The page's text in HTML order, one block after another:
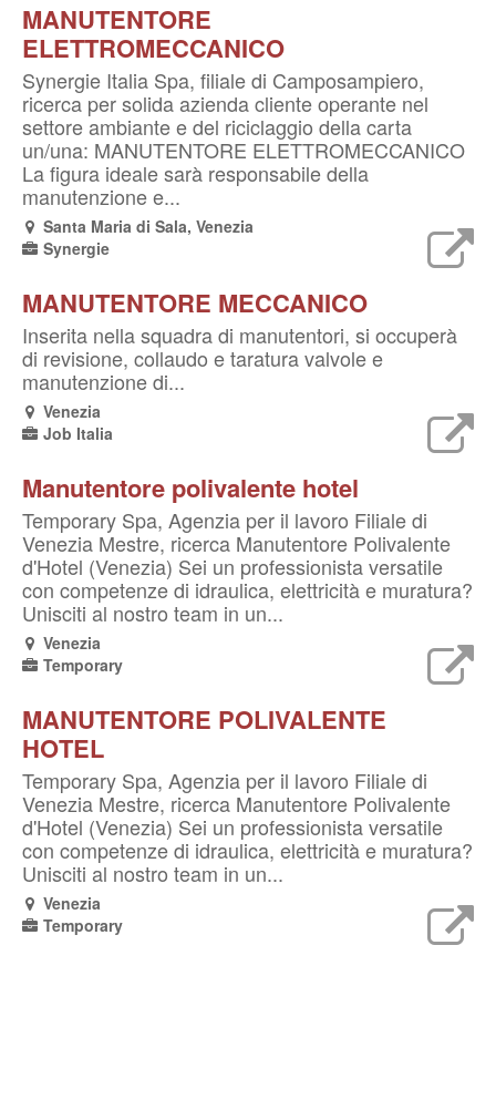
MANUTENTORE
ELETTROMECCANICO
Synergie Italia Spa, filiale di Camposampiero,
ricerca per solida azienda cliente operante nel
settore ambiante e del riciclaggio della carta
un/una: MANUTENTORE ELETTROMECCANICO
La figura ideale sarà responsabile della
manutenzione e...
Santa Maria di Sala, Venezia
Synergie
MANUTENTORE MECCANICO
Inserita nella squadra di manutentori, si occuperà
di revisione, collaudo e taratura valvole e
manutenzione di...
Venezia
Job Italia
Manutentore polivalente hotel
Temporary Spa, Agenzia per il lavoro Filiale di
Venezia Mestre, ricerca Manutentore Polivalente
d'Hotel (Venezia) Sei un professionista versatile
con competenze di idraulica, elettricità e muratura?
Unisciti al nostro team in un...
Venezia
Temporary
MANUTENTORE POLIVALENTE
HOTEL
Temporary Spa, Agenzia per il lavoro Filiale di
Venezia Mestre, ricerca Manutentore Polivalente
d'Hotel (Venezia) Sei un professionista versatile
con competenze di idraulica, elettricità e muratura?
Unisciti al nostro team in un...
Venezia
Temporary